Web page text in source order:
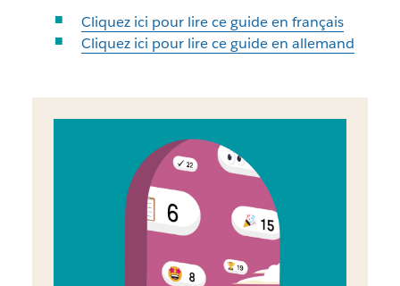
Cliquez ici pour lire ce guide en français
Cliquez ici pour lire ce guide en allemand